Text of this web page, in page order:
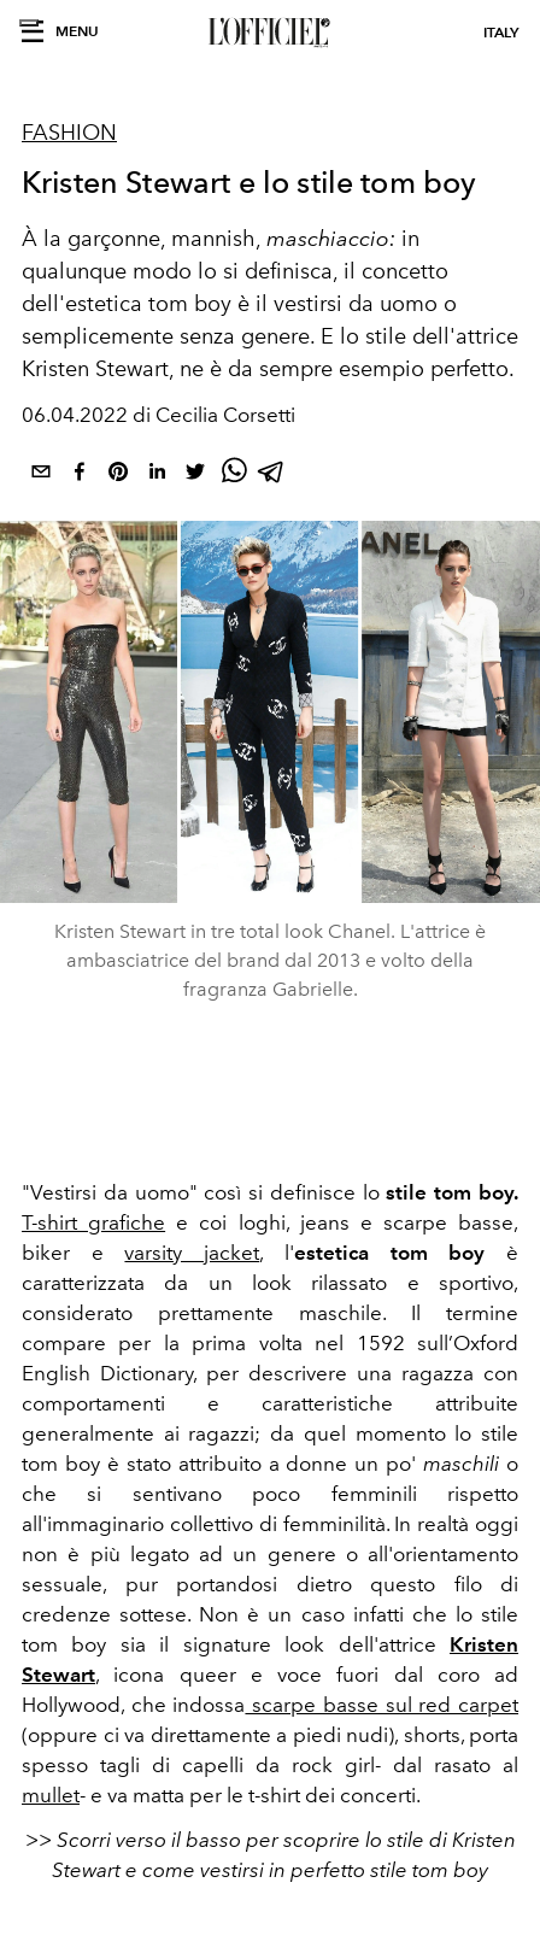
MENU ITALY
FASHION
Kristen Stewart e lo stile tom boy
À la garçonne, mannish, maschiaccio: in
qualunque modo lo si definisca, il concetto
dell'estetica tom boy è il vestirsi da uomo o
semplicemente senza genere. E lo stile dell'attrice
Kristen Stewart, ne è da sempre esempio perfetto.
06.04.2022 di Cecilia Corsetti
Kristen Stewart in tre total look Chanel. L'attrice è
ambasciatrice del brand dal 2013 e volto della
fragranza Gabrielle.
"Vestirsi da uomo" così si definisce lostile tom boy.
T-shirt grafiche e coi loghi, jeans e scarpe basse,
biker evarsity jacket, l'estetica tom boy è
caratterizzata da un look rilassato e sportivo,
considerato prettamente maschile. Il termine
compare per la prima volta nel 1592 sull’Oxford
English Dictionary, per descrivere una ragazza con
comportamenti e caratteristiche attribuite
generalmente ai ragazzi; da quel momento lo stile
tom boy è stato attribuito a donne un po'maschili o
che si sentivano poco femminili rispetto
all'immaginario collettivo di femminilità. In realtà oggi
non è più legato ad un genere o all'orientamento
sessuale, pur portandosi dietro questo filo di
credenze sottese. Non è un caso infatti che lo stile
tom boy sia il signature look dell'attrice Kristen
Stewart, icona queer e voce fuori dal coro ad
Hollywood, che indossa scarpe basse sul red carpet
(oppure ci va direttamente a piedi nudi), shorts, porta
spesso tagli di capelli da rock girl- dal rasato al
mullet- e va matta per le t-shirt dei concerti.
>> Scorri verso il basso per scoprire lo stile di Kristen
Stewart e come vestirsi in perfetto stile tom boy